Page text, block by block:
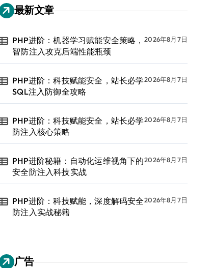
最新文章
PHP进阶：机器学习赋能安全策略，
智防注入攻克后端性能瓶颈
2026年8月7日
PHP进阶：科技赋能安全，站长必学
SQL注入防御全攻略
2026年8月7日
PHP进阶：科技赋能安全，站长必学
防注入核心策略
2026年8月7日
PHP进阶秘籍：自动化运维视角下的
安全防注入科技实战
2026年8月7日
PHP进阶：科技赋能，深度解码安全
防注入实战秘籍
2026年8月7日
广告